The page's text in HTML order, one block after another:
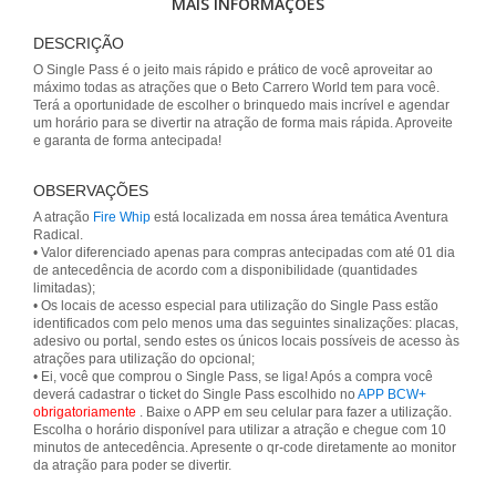
DESCRIÇÃO
O Single Pass é o jeito mais rápido e prático de você aproveitar ao
máximo todas as atrações que o Beto Carrero World tem para você.
Terá a oportunidade de escolher o brinquedo mais incrível e agendar
um horário para se divertir na atração de forma mais rápida. Aproveite
e garanta de forma antecipada!
OBSERVAÇÕES
A atração Fire Whip está localizada em nossa área temática Aventura
Radical.
• Valor diferenciado apenas para compras antecipadas com até 01 dia
de antecedência de acordo com a disponibilidade (quantidades
limitadas);
• Os locais de acesso especial para utilização do Single Pass estão
identificados com pelo menos uma das seguintes sinalizações: placas,
adesivo ou portal, sendo estes os únicos locais possíveis de acesso às
atrações para utilização do opcional;
• Ei, você que comprou o Single Pass, se liga! Após a compra você
deverá cadastrar o ticket do Single Pass escolhido no APP BCW+
obrigatoriamente . Baixe o APP em seu celular para fazer a utilização.
Escolha o horário disponível para utilizar a atração e chegue com 10
minutos de antecedência. Apresente o qr-code diretamente ao monitor
da atração para poder se divertir.